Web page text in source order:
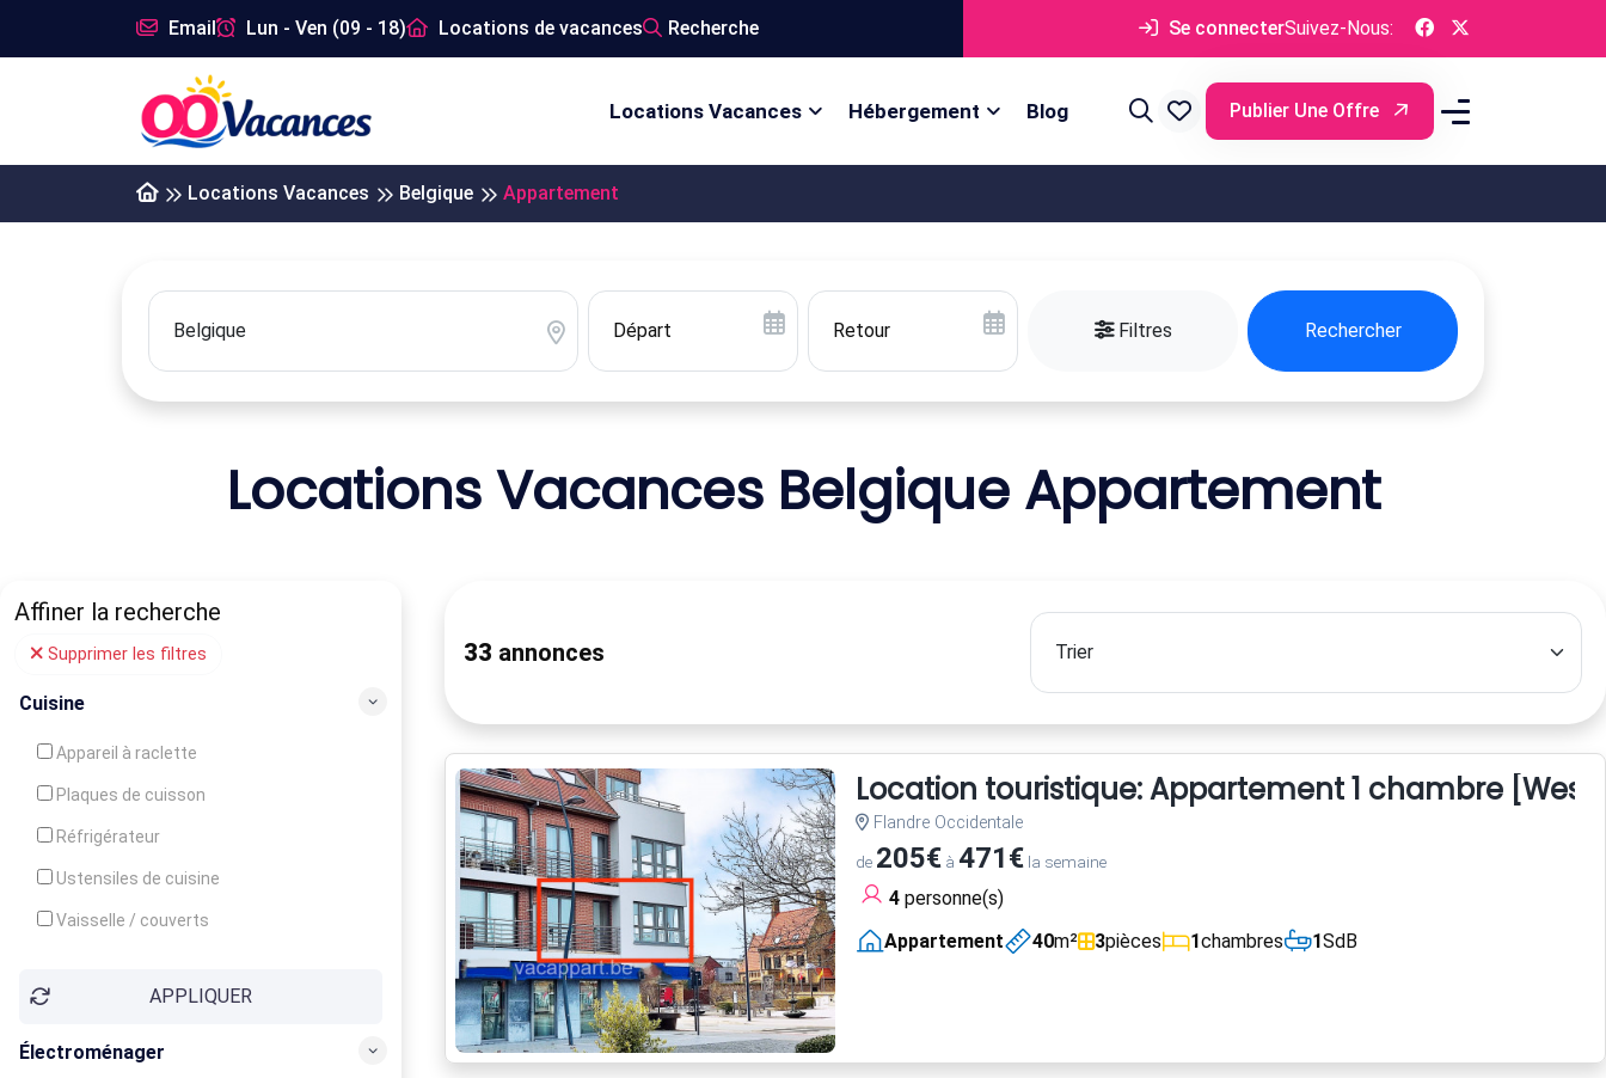
Email Lun - Ven (09 - 18) Locations de vacances Recherche Se connecterSuivez-Nous:
Locations Vacances Hébergement Blog Publier Une Offre
Locations Vacances Belgique Appartement
Filtres Rechercher
Locations Vacances Belgique Appartement
Affiner la recherche
Supprimer les filtres
Cuisine
Appareil à raclette
Plaques de cuisson
Réfrigérateur
Ustensiles de cuisine
Vaisselle / couverts
Congélateur
APPLIQUER
Électroménager
33 annonces
Location touristique: Appartement 1 chambre
Flandre Occidentale
de 205€à 471€la semaine
4personne(s)
Appartement
40m² 3pièces 1chambres 1SdB